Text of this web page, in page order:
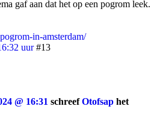
gaf aan dat het op een pogrom leek.
in-amsterdam/
uur #13
@ 16:31 schreefOtofsap het